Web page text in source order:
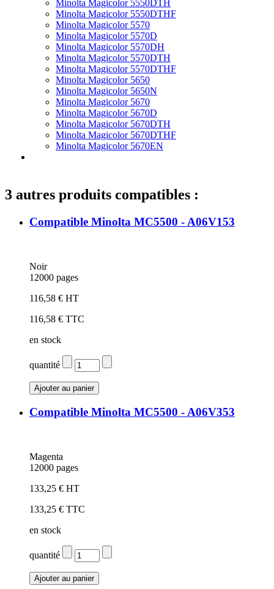
Minolta Magicolor 5550DTH
Minolta Magicolor 5550DTHF
Minolta Magicolor 5570
Minolta Magicolor 5570D
Minolta Magicolor 5570DH
Minolta Magicolor 5570DTH
Minolta Magicolor 5570DTHF
Minolta Magicolor 5650
Minolta Magicolor 5650N
Minolta Magicolor 5670
Minolta Magicolor 5670D
Minolta Magicolor 5670DTH
Minolta Magicolor 5670DTHF
Minolta Magicolor 5670EN
3 autres produits compatibles :
Compatible Minolta MC5500 - A06V153
Noir
12000 pages
116,58 € HT
116,58 € TTC
en stock
quantité
Compatible Minolta MC5500 - A06V353
Magenta
12000 pages
133,25 € HT
133,25 € TTC
en stock
quantité